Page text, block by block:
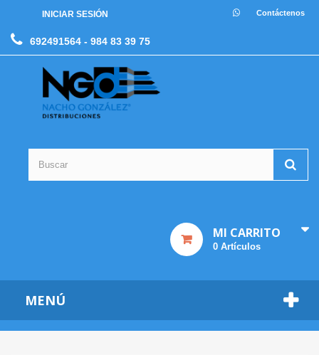
INICIAR SESIÓN Contáctenos
692491564 - 984 83 39 75
MI CARRITO
0 Artículos
MENÚ